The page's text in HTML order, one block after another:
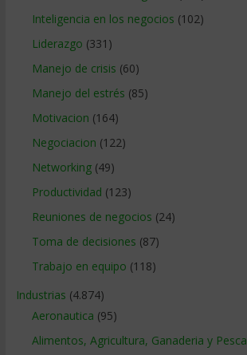
Inteligencia en los negocios (102)
Liderazgo (331)
Manejo de crisis (60)
Manejo del estrés (85)
Motivacion (164)
Negociacion (122)
Networking(49)
Productividad (123)
Reuniones de negocios (24)
Toma de decisiones (87)
Trabajo en equipo (118)
Industrias (4.874)
Aeronautica (95)
Alimentos, Agricultura, Ganaderia y Pesca